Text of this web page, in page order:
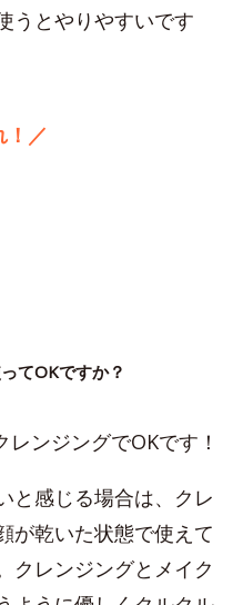
うとやりやすいです
！／
てOKですか？
レンジングでOKです！
と感じる場合は、クレ
が乾いた状態で使えて
クレンジングとメイク